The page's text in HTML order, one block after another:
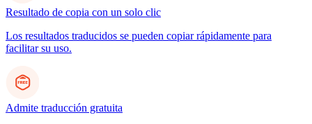
Resultado de copia con un solo clic
Los resultados traducidos se pueden copiar rápidamente para
facilitar su uso.
Admite traducción gratuita